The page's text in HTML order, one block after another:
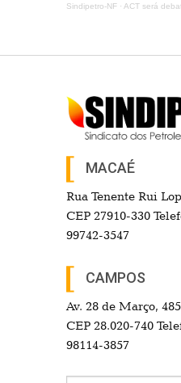
Sindipetro-NF · ACT será
MACAÉ
Rua Tenente Rui
CEP 27910-330
99742-3547
CAMPOS
Av. 28 de Março,
CEP 28.020-740
98114-3857